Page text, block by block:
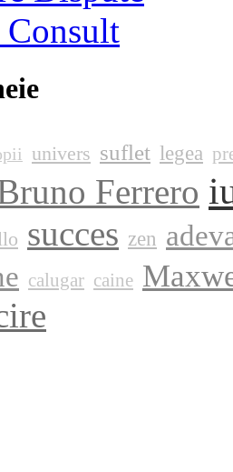
Consult
univers suflet legea
Ferrero
succes zen
calugar caine